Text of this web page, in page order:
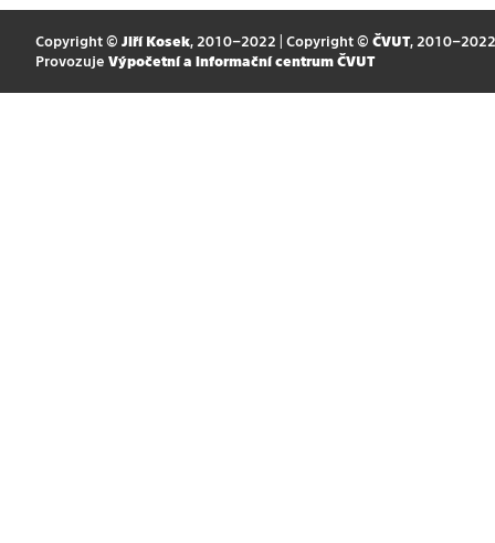
Copyright © Jiří Kosek, 2010–2022 | Copyright © ČVUT, 2010–2022
Provozuje Výpočetní a informační centrum ČVUT